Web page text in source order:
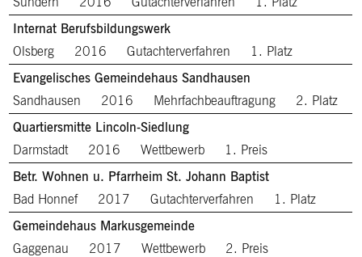
Internat Berufsbildungswerk
Olsberg
2016 Gutachterverfahren
1. Platz
Evangelisches Gemeindehaus Sandhausen
Sandhausen
2016 Mehrfachbeauftragung
2. Platz
Quartiersmitte Lincoln-Siedlung
Darmstadt
2016 Wettbewerb
1. Preis
Betr. Wohnen u. Pfarrheim St. Johann Baptist
Bad Honnef
2017 Gutachterverfahren
1. Platz
Gemeindehaus Markusgemeinde
Gaggenau
2017 Wettbewerb
2. Preis